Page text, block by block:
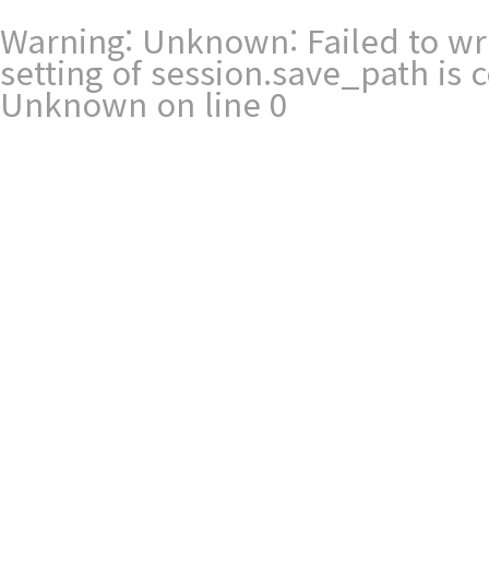
Warning: Unknown: Failed to
setting of session.save_path
Unknown on line 0